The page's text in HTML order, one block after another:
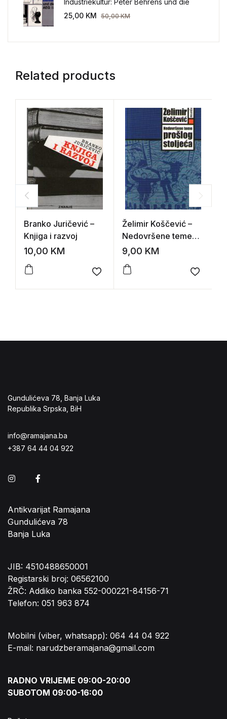
Industriekultur: Peter Behrens und die
AEG 1907-1914.
25,00 KM 50,00KM
Related products
Branko Juričević –
Knjiga i razvoj
10,00 KM
Add to wishlist
Želimir Koščević –
Nedovršene teme
prošlog stoljeća
9,00 KM
Add to
Gundulićeva 78, Banja Luka
Republika Srpska, BiH
info@ramajana.ba
+387 64 44 04 922
Instagram
Antikvarijat Ramajana
Gundulićeva 78
Banja Luka
JIB: 4510488650001
Registarski broj: 06562100
ŽRČ: Addiko banka 552-000221-84156-71
Telefon: 051 963 874
Mobilni (viber, whatsapp): 064 44 04 922
E-mail: narudzberamajana@gmail.com
RADNO VRIJEME 09:00-20:00
SUBOTOM 09:00-16:00